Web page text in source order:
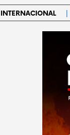
INTERNACIONAL |